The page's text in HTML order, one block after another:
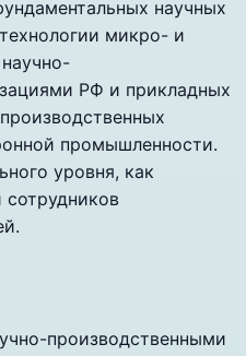
научных
микро- и
РФ и прикладных
промышленности.
уровня, как
сотрудников
производственными